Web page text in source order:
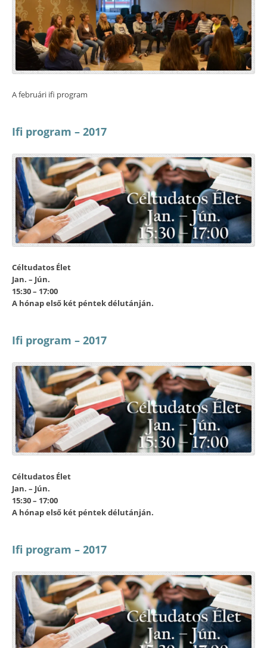
A februári ifi program
Ifi program – 2017
Céltudatos Élet
Jan. – Jún.
15:30 – 17:00
A hónap első két péntek délutánján.
Ifi program – 2017
Céltudatos Élet
Jan. – Jún.
15:30 – 17:00
A hónap első két péntek délutánján.
Ifi program – 2017